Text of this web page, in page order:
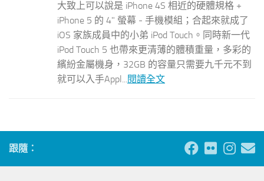
大致上可以說是 iPhone 4S 相近的硬體規格 +
iPhone 5 的 4" 螢幕 - 手機模組；合起來就成了
iOS 家族成員中的小弟 iPod Touch。同時新一代
iPod Touch 5 也帶來更清薄的體積重量，多彩的
繽紛金屬機身，32GB 的容量只需要九千元不到
就可以入手Appl...閱讀全文
跟隨：